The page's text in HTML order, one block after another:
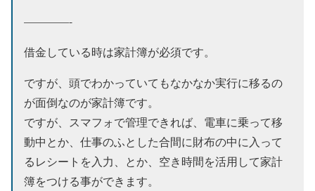
————-
借金している時は家計簿が必須です。
ですが、頭でわかっていてもなかなか実行に移るの
が面倒なのが家計簿です。
ですが、スマフォで管理できれば、電車に乗って移
動中とか、仕事のふとした合間に財布の中に入って
るレシートを入力、とか、空き時間を活用して家計
簿をつける事ができます。